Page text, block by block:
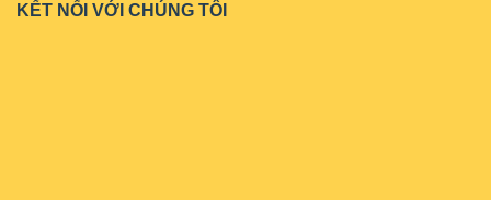
KẾT NỐI VỚI CHÚNG TÔI